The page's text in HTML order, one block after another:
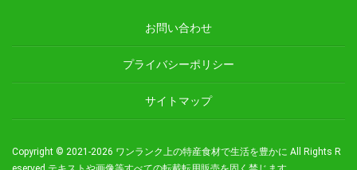
お問い合わせ
プライバシーポリシー
サイトマップ
Copyright © 2021-2026 ワンランク上の特産食材で生活を豊かに All Rights R